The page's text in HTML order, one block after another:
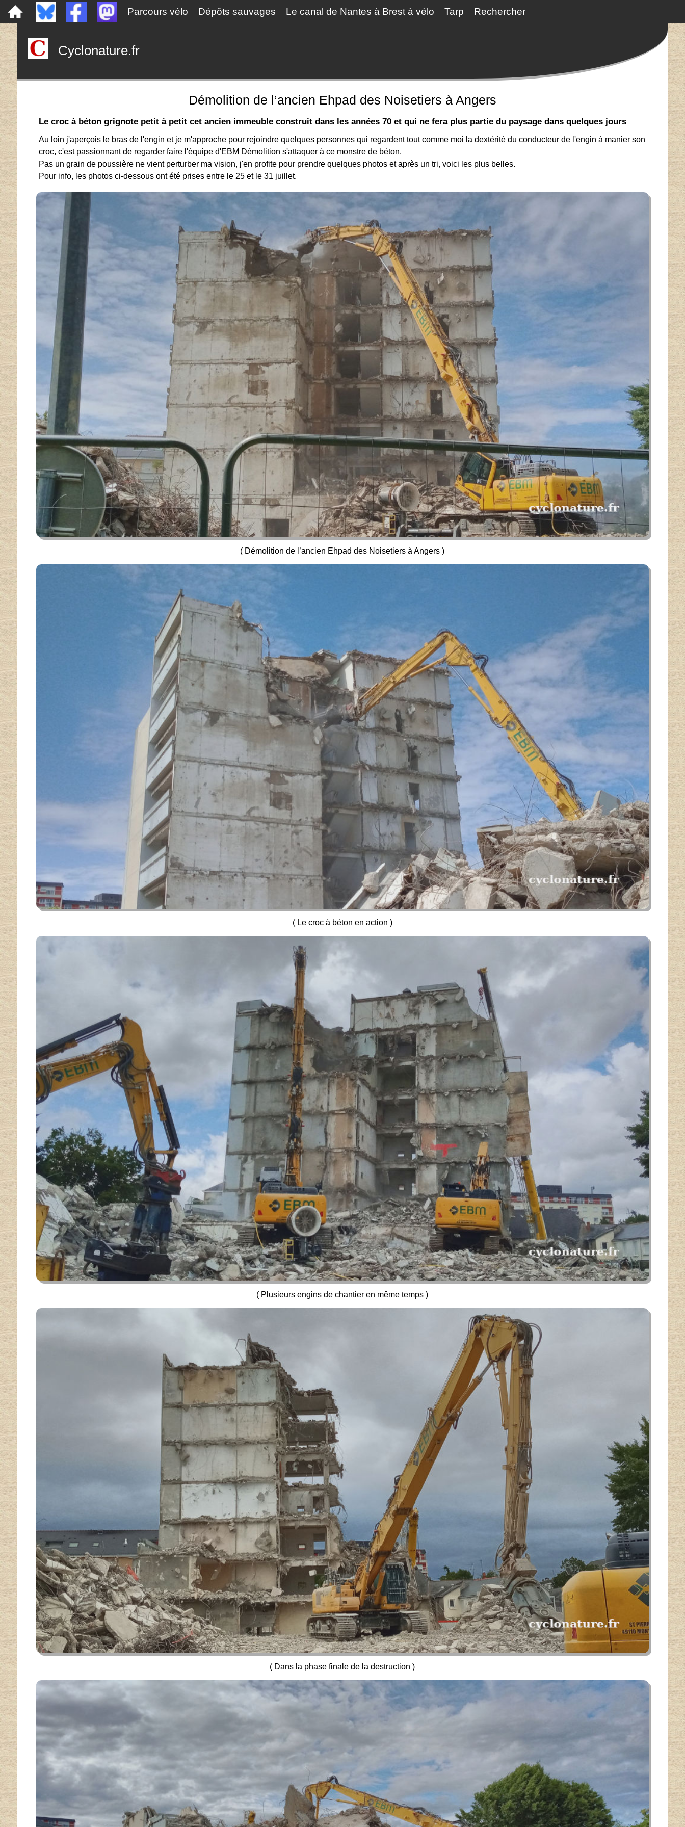
Parcours vélo Dépôts sauvages Le canal de Nantes à Brest à vélo Tarp Rechercher
Cyclonature.fr
Démolition de l’ancien Ehpad des Noisetiers à Angers
Le croc à béton grignote petit à petit cet ancien immeuble construit dans les années 70 et qui ne fera plus partie du paysage dans quelques jours
Au loin j'aperçois le bras de l'engin et je m'approche pour rejoindre quelques personnes qui regardent tout comme moi la dextérité du conducteur de l'engin à manier son
croc, c'est passionnant de regarder faire l'équipe d'EBM Démolition s'attaquer à ce monstre de béton.
Pas un grain de poussière ne vient perturber ma vision, j'en profite pour prendre quelques photos et après un tri, voici les plus belles.
Pour info, les photos ci-dessous ont été prises entre le 25 et le 31 juillet.
( Démolition de l’ancien Ehpad des Noisetiers à Angers )
( Le croc à béton en action )
( Plusieurs engins de chantier en même temps )
( Dans la phase finale de la destruction )